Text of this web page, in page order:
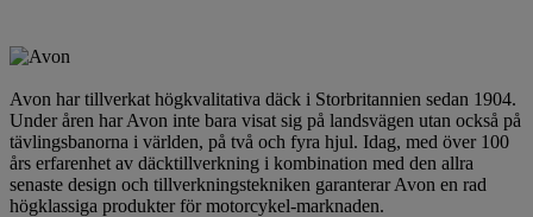
Avon har tillverkat högkvalitativa däck i Storbritannien sedan 1904.
Under åren har Avon inte bara visat sig på landsvägen utan också på
tävlingsbanorna i världen, på två och fyra hjul. Idag, med över 100
års erfarenhet av däcktillverkning i kombination med den allra
senaste design och tillverkningstekniken garanterar Avon en rad
högklassiga produkter för motorcykel-marknaden.